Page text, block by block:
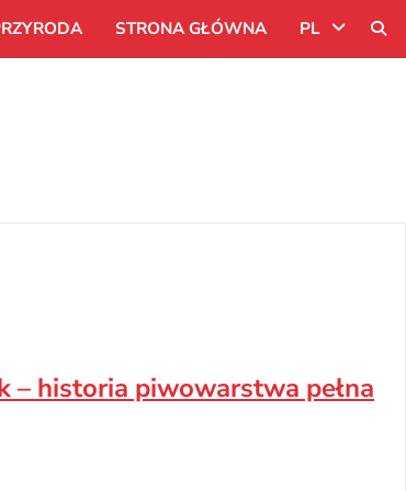
STRONA GŁÓWNA PL
– historia piwowarstwa pełna